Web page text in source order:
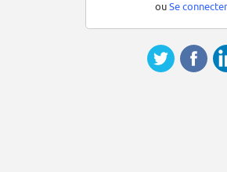
ouSe connecter